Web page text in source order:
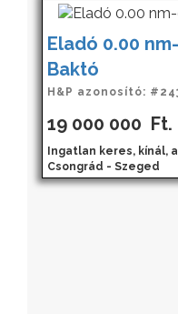
Eladó 0.00
Baktó
H&P azonosító:
19 000 000 Ft.
Ingatlan keres, kínál,
Csongrád - Szeged